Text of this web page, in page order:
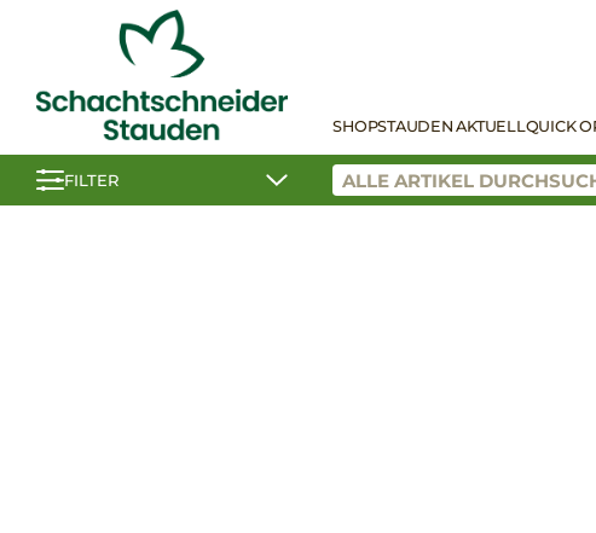
SHOPSTAUDEN AKTUELLQUICK
FILTER